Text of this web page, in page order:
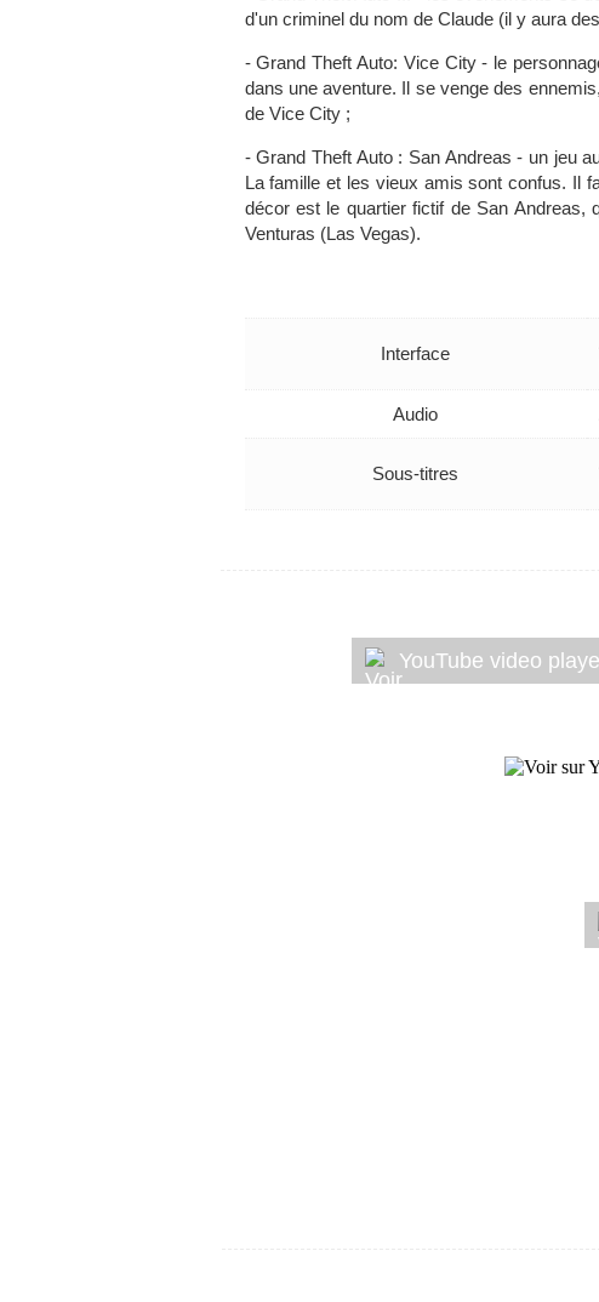
d'un criminel du nom de Claude (il y aura
- Grand Theft Auto: Vice City - le
dans une aventure. Il se venge des
de Vice City ;
- Grand Theft Auto : San Andreas - un jeu
La famille et les vieux amis sont confus. Il
décor est le quartier fictif de San
Venturas (Las Vegas).
Interface
Audio
Sous-titres
YouTube video